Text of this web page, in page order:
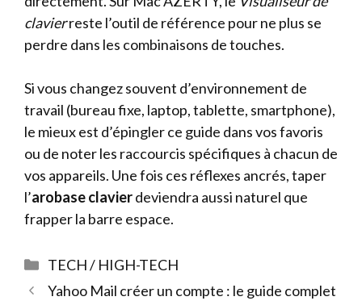
clavierreste l’outil de référence pour ne plus se
perdre dans les combinaisons de touches.
Si vous changez souvent d’environnement de
travail (bureau fixe, laptop, tablette, smartphone),
le mieux est d’épingler ce guide dans vos favoris
ou de noter les raccourcis spécifiques à chacun de
vos appareils. Une fois ces réflexes ancrés, taper
l’arobase clavierdeviendra aussi naturel que
frapper la barre espace.
Catégories
TECH / HIGH-TECH
Yahoo Mail créer un compte : le guide complet